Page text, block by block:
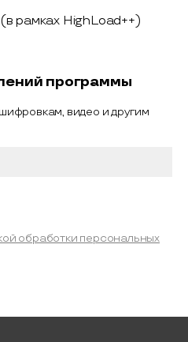
рамках HighLoad++)
программы
видео и другим
обработки персональных